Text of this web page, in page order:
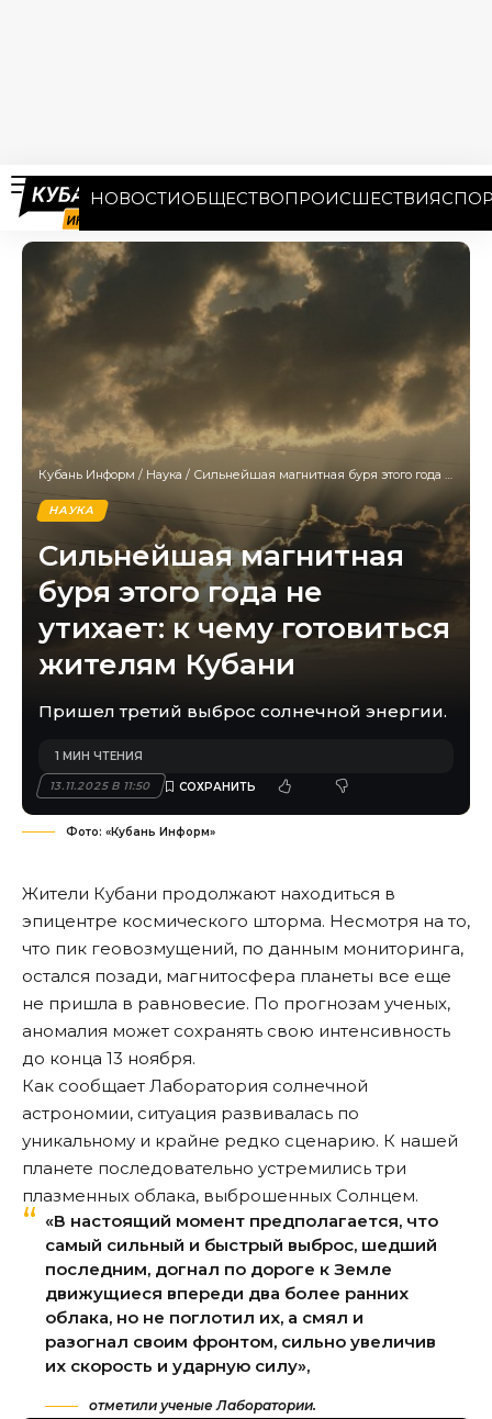
НОВОСТИОБЩЕСТВОПРОИСШЕСТВИЯ
Кубань Информ / Наука / Сильнейшая магнитная буря этого года не утихает: к чему готовиться жителям Кубани
НАУКА
Сильнейшая магнитная
буря этого года не
утихает: к чему готовиться
жителям Кубани
Пришел третий выброс солнечной энергии.
13.11.2025 В 11:50
1 МИН ЧТЕНИЯ
Фото: «Кубань Информ»
Жители Кубани продолжают находиться в
эпицентре космического шторма. Несмотря на то,
что пик геовозмущений, по данным мониторинга,
остался позади, магнитосфера планеты все еще
не пришла в равновесие. По прогнозам ученых,
аномалия может сохранять свою интенсивность
до конца 13 ноября.
Как сообщает Лаборатория солнечной
астрономии, ситуация развивалась по
уникальному и крайне редко сценарию. К нашей
планете последовательно устремились три
плазменных облака, выброшенных Солнцем.
«В настоящий момент предполагается, что
самый сильный и быстрый выброс, шедший
последним, догнал по дороге к Земле
движущиеся впереди два более ранних
облака, но не поглотил их, а смял и
разогнал своим фронтом, сильно увеличив
их скорость и ударную силу»,
отметили ученые Лаборатории.